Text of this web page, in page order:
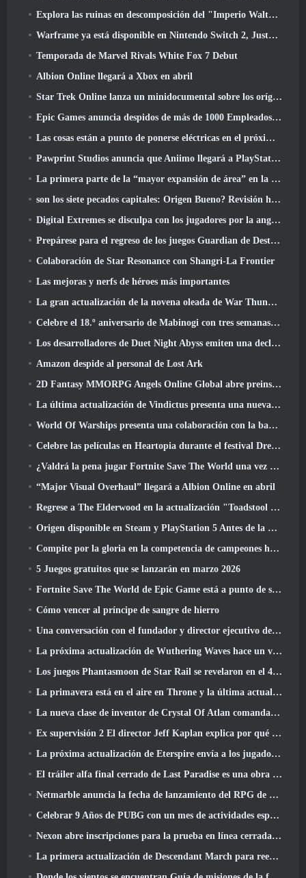
Explora las ruinas en descomposición del "Imperio Walthen" en la próxima gran actualización de RAVEN2
Warframe ya está disponible en Nintendo Switch 2, Justo a tiempo para el lanzamiento de Shadowgrapher
Temporada de Marvel Rivals White Fox 7 Debut
Albion Online llegará a Xbox en abril
Star Trek Online lanza un minidocumental sobre los orígenes de la Federación para celebrar el 16º aniversario
Epic Games anuncia despidos de más de 1000 Empleados, Citando "Descenso en el compromiso de Fortnite"
Las cosas están a punto de ponerse eléctricas en el próximo evento Aftershock de Apex Legends
Pawprint Studios anuncia que Aniimo llegará a PlayStation 5 Y la tienda de Epic Games en los lanzamientos
La primera parte de la “mayor expansión de área” en la historia de RuneScape se lanza hoy
son los siete pecados capitales: Origen Bueno? Revisión honesta
Digital Extremes se disculpa con los jugadores por la angustia causada por las “invitaciones nefastas” en Warframe
Prepárese para el regreso de los juegos Guardian de Destiny 2
Colaboración de Star Resonance con Shangri-La Frontier
Las mejoras y nerfs de héroes más importantes
La gran actualización de la novena oleada de War Thunder mejora el aspecto de las batallas navales con imágenes acuáticas mejoradas
Celebre el 18.º aniversario de Mabinogi con tres semanas de eventos y recompensas
Los desarrolladores de Duet Night Abyss emiten una declaración oficial sobre un reciente incidente de malware después de la actualización del juego
Amazon despide al personal de Lost Ark
2D Fantasy MMORPG Angels Online Global abre preinscripción
La última actualización de Vindictus presenta una nueva incursión en la que los jugadores se enfrentarán al Guardián de Caliburn
World Of Warships presenta una colaboración con la banda sueca de heavy metal Sabaton
Celebre las películas en Heartopia durante el festival Dreamlight Cinematics
¿Valdrá la pena jugar Fortnite Save The World una vez que sea gratis??
“Major Visual Overhaul” llegará a Albion Online en abril
Regrese a The Elderwood en la actualización "Toadstool Tales" de Palia
Origen disponible en Steam y PlayStation 5 Antes de la marcha 23 Lanzamiento
Compite por la gloria en la competencia de campeones huecos de New Eridu en la próxima actualización de Zenless Zone Zero
5 Juegos gratuitos que se lanzarán en marzo 2026
Fortnite Save The World de Epic Game está a punto de ser un juego gratuito
Cómo vencer al príncipe de sangre de hierro
Una conversación con el fundador y director ejecutivo de Netmarble, Ken Kim, sobre MONGIL: Buceo estelar
La próxima actualización de Wuthering Waves hace un viaje al “lado oscuro”
Los juegos Phantasmoon de Star Rail se revelaron en el 4.1 Programa Especial
La primavera está en el aire en Throne y la última actualización de Liberty
La nueva clase de inventor de Crystal Of Atlan comanda a los Magitech Mechs en la batalla
Ex supervisión 2 El director Jeff Kaplan explica por qué dejó a Blizzard
La próxima actualización de Eterspire envía a los jugadores a las minas enanas
El tráiler alfa final cerrado de Last Paradise es una obra de arte pequeña pero aterradora
Netmarble anuncia la fecha de lanzamiento del RPG de acción para domesticar monstruos Mongil: Buceo estelar
Celebrar 9 Años de PUBG con un mes de actividades especiales
Nexon abre inscripciones para la prueba en línea cerrada de abril de MapleStory Classic World
La primera actualización de Descendant March para reequilibrar el Sharen y presentar contenido nuevo